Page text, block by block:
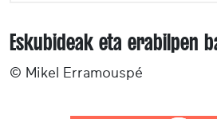
Eskubideak eta erabilpen
© Mikel Erramouspé